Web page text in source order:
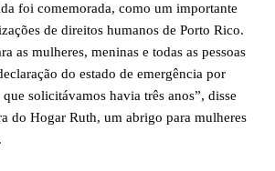
foi comemorada, como um importante
de direitos humanos de Porto Rico.
as mulheres, meninas e todas as pessoas
do estado de emergência por
solicitávamos havia três anos”, disse
do Hogar Ruth, um abrigo para mulheres